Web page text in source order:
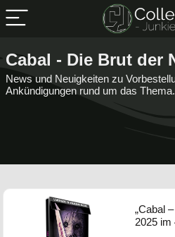
Cabal - Die Brut der
News und Neuigkeiten zu
Ankündigungen rund um das Thema.
„Cabal
2025 im